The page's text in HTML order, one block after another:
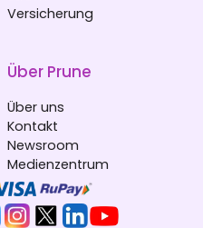
Versicherung
Über Prune
Über uns
Kontakt
Newsroom
Medienzentrum